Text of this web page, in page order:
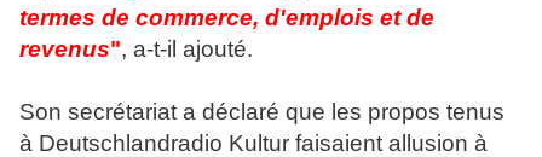
termes de commerce, d'emplois et de
revenus", a-t-il ajouté.
Son secrétariat a déclaré que les propos tenus
à Deutschlandradio Kultur faisaient allusion à